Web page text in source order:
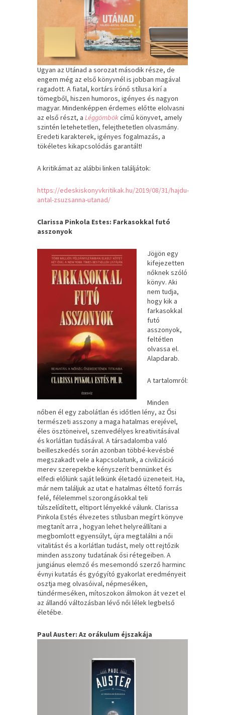
Ugyan az Utánad a sorozat második része, de
engem még az első könyvnél is jobban magával
ragadott. A fiatal, kortárs írónő stílusa kirí a
tömegből, hiszen humoros, igényes és nagyon
magyar. Mindenképpen érdemes előtte elolvasni
az első részt, a Léggömbökcímű könyvet, amely
szintén letehetetlen, felejthetetlen olvasmány.
Eredeti karakterek, igényes fogalmazás, a
tökéletes kikapcsolódás garantált!
A kritikámat az alábbi linken találjátok:
https://edeskiskonyvkritikak.hu/2019/08/31/hajdu-
antal-zsuzsanna-utanad/
Clarissa Pinkola Estes: Farkasokkal futó
asszonyok
Jöjjön egy
kifejezetten
nőknek szóló
könyv. Aki
nem tudja,
hogy kik a
farkasokkal
futó
asszonyok,
feltétlen
olvassa el.
Alapdarab.
A tartalomról:
Minden
nőben él egy zabolátlan és időtlen lény, az Ősi
természeti asszony a maga hatalmas erejével,
éles ösztöneivel, szenvedélyes kreativitásával
és korlátlan tudásával. A társadalomba való
beilleszkedés során azonban többé-kevésbé
megszakadt vele a kapcsolatunk, a civilizáció
merev szerepekbe kényszerít bennünket és
elfedi előlünk saját lelkünk életadó üzeneteit. Ha,
már nem találjuk az utat e hatalmas éltető forrás
felé, félelemmel szorongásokkal teli
túlszelídített, eltiport lényekké válunk. Clarissa
Pinkola Estés élvezetes stílusban megírt könyve
megtanít arra , hogyan lehet helyreállítani a
megbomlott egyensúlyt, újra megtalálni a női
vitalitást és a korlátlan tudást, mely ott rejtőzik
minden asszony tudatának ősi rétegeiben. A
jungiánus elemző és mesemondó szerző harminc
évnyi kutatás és gyógyító gyakorlat eredményeit
osztja meg olvasóival, népmeséken,
tündérmeséken, mítoszokon álmokon át vezet el
az állandó változásban lévő női lélek legbelső
életébe.
Paul Auster: Az orákulum éjszakája